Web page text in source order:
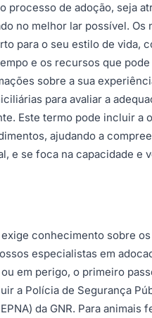
de adoção, seja
no melhor lar possível.
para o seu estilo de vida,
e os recursos que
sobre a sua
para avaliar a
Este termo pode incluir a
ajudando a
e se foca na capacidade
conhecimento sobre
especialistas em
em perigo, o primeiro
Polícia de Segurança
da GNR. Para